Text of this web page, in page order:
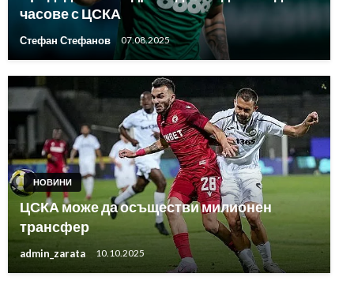
часове с ЦСКА
Стефан Стефанов 07.08.2025
НОВИНИ
ЦСКА може да осъществи милионен
трансфер
admin_zarata 10.10.2025